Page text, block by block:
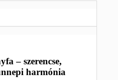
– szerencse,
harmónia